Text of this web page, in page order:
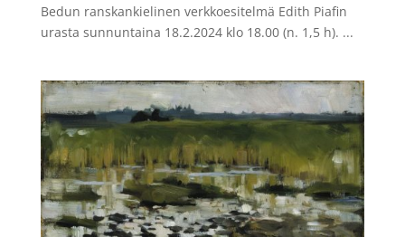
Bedun ranskankielinen verkkoesitelmä Edith Piafin
urasta sunnuntaina 18.2.2024 klo 18.00 (n. 1,5 h). ...